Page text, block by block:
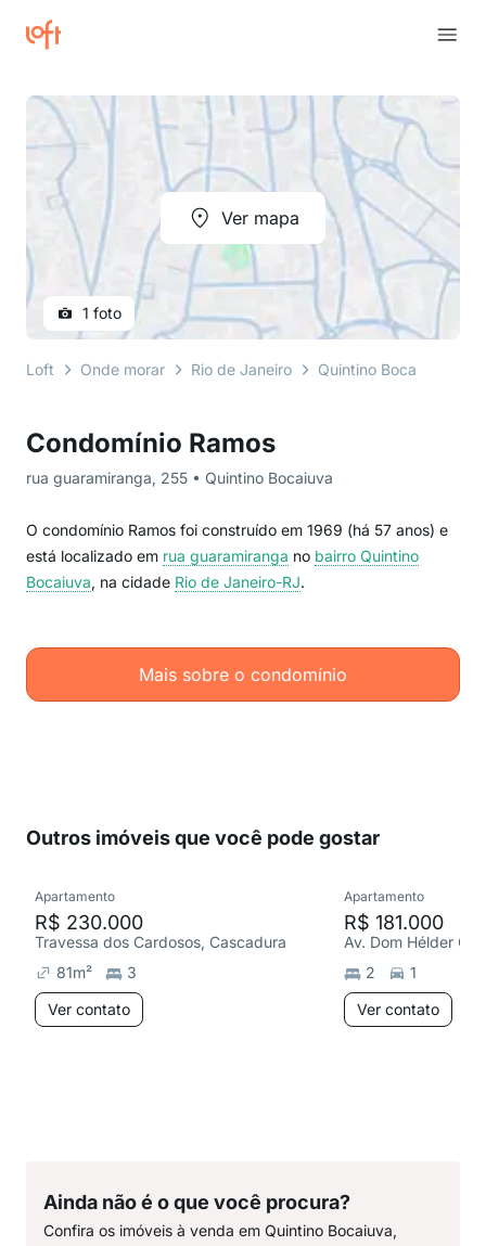
Condomínio Ramos
rua guaramiranga, 255 • Quintino Bocaiuva
O condomínio Ramos foi construído em 1969 (há 57 anos) e
está localizado em rua guaramiranga no bairro Quintino
Bocaiuva, na cidade Rio de Janeiro-RJ.
Mais sobre o condomínio
Ver mapa
1 foto
Loft Onde morar Rio de Janeiro Quintino Bocaiuva
Outros imóveis que você pode gostar
Apartamento
R$ 230.000
Travessa dos Cardosos, Cascadura
81m²
3
Ver contato
Apartamento
R$ 181.000
Av. Dom Hélder
2
1
Ver contato
Ainda não é o que você procura?
Confira os imóveis à venda em Quintino Bocaiuva,